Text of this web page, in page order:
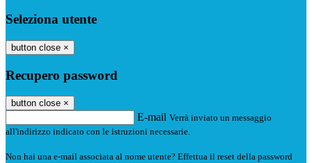
Seleziona utente
button close ×
Recupero password
button close ×
E-mail Verrà inviato un messaggio
all'indirizzo indicato con le istruzioni necessarie.
Non hai una e-mail associata al nome utente? Effettua il reset della password